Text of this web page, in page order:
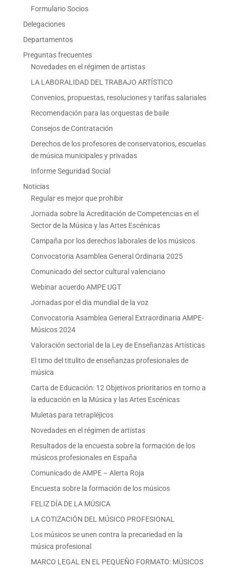
Formulario Socios
Delegaciones
Departamentos
Preguntas frecuentes
Novedades en el régimen de artistas
LA LABORALIDAD DEL TRABAJO ARTÍSTICO
Convenios, propuestas, resoluciones y tarifas salariales
Recomendación para las orquestas de baile
Consejos de Contratación
Derechos de los profesores de conservatorios, escuelas
de música municipales y privadas
Informe Seguridad Social
Noticias
Regular es mejor que prohibir
Jornada sobre la Acreditación de Competencias en el
Sector de la Música y las Artes Escénicas
Campaña por los derechos laborales de los músicos
Convocatoria Asamblea General Ordinaria 2025
Comunicado del sector cultural valenciano
Webinar acuerdo AMPE UGT
Jornadas por el dia mundial de la voz
Convocatoria Asamblea General Extraordinaria AMPE-
Músicos 2024
Valoración sectorial de la Ley de Enseñanzas Artísticas
El timo del titulito de enseñanzas profesionales de
música
Carta de Educación: 12 Objetivos prioritarios en torno a
la educación en la Música y las Artes Escénicas
Muletas para tetrapléjicos
Novedades en el régimen de artistas
Resultados de la encuesta sobre la formación de los
músicos profesionales en España
Comunicado de AMPE – Alerta Roja
Encuesta sobre la formación de los músicos
FELIZ DÍA DE LA MÚSICA
LA COTIZACIÓN DEL MÚSICO PROFESIONAL
Los músicos se unen contra la precariedad en la
música profesional
MARCO LEGAL EN EL PEQUEÑO FORMATO: MÚSICOS